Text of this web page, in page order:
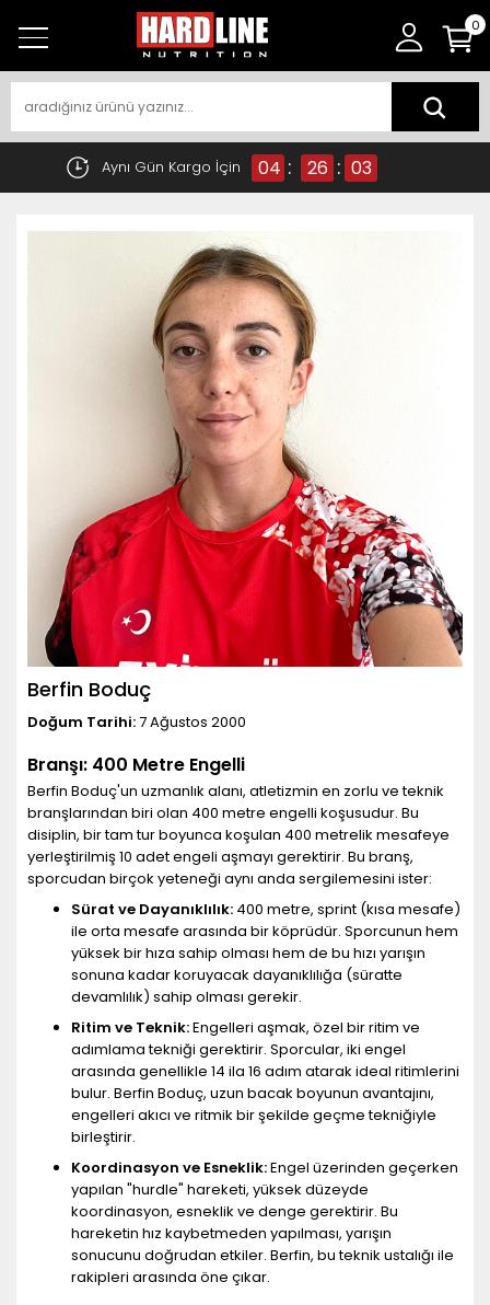
0
Aynı Gün Kargo İçin 04 : 26 : 02
Berfin Boduç
Doğum Tarihi:7 Ağustos 2000
Branşı: 400 Metre Engelli
Berfin Boduç'un uzmanlık alanı, atletizmin en zorlu ve teknik
branşlarından biri olan 400 metre engelli koşusudur. Bu
disiplin, bir tam tur boyunca koşulan 400 metrelik mesafeye
yerleştirilmiş 10 adet engeli aşmayı gerektirir. Bu branş,
sporcudan birçok yeteneği aynı anda sergilemesini ister:
Sürat ve Dayanıklılık: 400 metre, sprint (kısa mesafe)
ile orta mesafe arasında bir köprüdür. Sporcunun hem
yüksek bir hıza sahip olması hem de bu hızı yarışın
sonuna kadar koruyacak dayanıklılığa (süratte
devamlılık) sahip olması gerekir.
Ritim ve Teknik:Engelleri aşmak, özel bir ritim ve
adımlama tekniği gerektirir. Sporcular, iki engel
arasında genellikle 14 ila 16 adım atarak ideal ritimlerini
bulur. Berfin Boduç, uzun bacak boyunun avantajını,
engelleri akıcı ve ritmik bir şekilde geçme tekniğiyle
birleştirir.
Koordinasyon ve Esneklik:Engel üzerinden geçerken
yapılan "hurdle" hareketi, yüksek düzeyde
koordinasyon, esneklik ve denge gerektirir. Bu
hareketin hız kaybetmeden yapılması, yarışın
sonucunu doğrudan etkiler. Berfin, bu teknik ustalığı ile
rakipleri arasında öne çıkar.